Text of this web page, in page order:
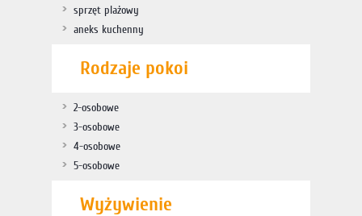
sprzęt plażowy
aneks kuchenny
Rodzaje pokoi
2-osobowe
3-osobowe
4-osobowe
5-osobowe
Wyżywienie